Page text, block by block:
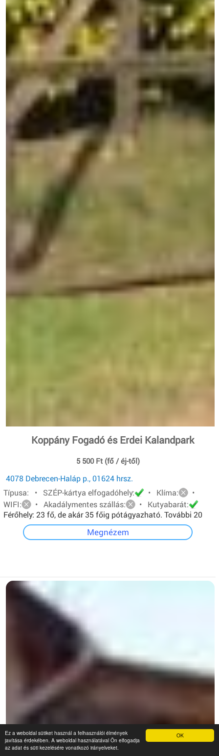
OK
Ez a weboldal sütiket használ a felhasználói élmények
javítása érdekében. A weboldal használatával Ön elfogadja
az adat és süti kezelésére vonatkozó irányelveket.
Koppány Fogadó és Erdei Kalandpark
5 500 Ft (fő / éj-től)
4078 Debrecen-Haláp p., 01624 hrsz.
Típusa: • SZÉP-kártya elfogadóhely:
• Klíma:
•
WIFI:
• Akadálymentes szállás:
• Kutyabarát:
Férőhely: 23 fő, de akár 35 főig pótágyazható. További 20
főt pedig sátorban tudunk elhelyezni.
Megnézem